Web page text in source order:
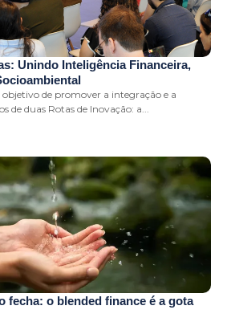
Unindo Inteligência Financeira,
de promover a integração e a
de duas Rotas de Inovação: a...
fecha: o blended finance é a gota